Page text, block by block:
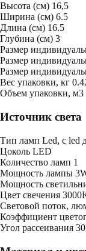
Высота (см) 16,5
Ширина (см) 6.5
Длина (см) 16.5
Глубина (см) 3
Размер
Размер
Размер
Bес упаковки, кг
Oбъем упаковки, м3
Источник света
Тип ламп Led, с led
Цоколь LED
Количество ламп 1
Мощность лампы
Мощность
Цвет свечения
Световой поток,
Коэффициент
Угол рассеивания